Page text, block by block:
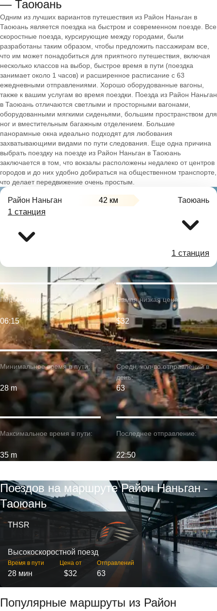
— Таоюань
Одним из лучших вариантов путешествия из Район Наньган в
Таоюань является поездка на быстром и современном поезде. Все
скоростные поезда, курсирующие между городами, были
разработаны таким образом, чтобы предложить пассажирам все,
что им может понадобиться для приятного путешествия, включая
несколько классов на выбор, быстрое время в пути (поездка
занимает около 1 часов) и расширенное расписание с 63
ежедневными отправлениями. Хорошо оборудованные вагоны,
также к вашим услугам во время поездки. Поезда из Район Наньган
в Таоюань отличаются светлыми и просторными вагонами,
оборудованными мягкими сиденьями, большим пространством для
ног и вместительным багажным отделением. Большие
панорамные окна идеально подходят для любования
захватывающими видами по пути следования. Еще одна причина
выбрать поездку на поезде из Район Наньган в Таоюань
заключается в том, что вокзалы расположены недалеко от центров
городов и до них удобно добираться на общественном транспорте,
что делает передвижение очень простым.
Район Наньган 42 км Таоюань
1 станция
1 станция
Минимальное время в пути:
28 m
Первое отправление:
06:15
Максимальное время в пути:
35 m
Самая низкая цена:
$32
Средн. кол-во отправлений в
день:
63
Последнее отправление:
22:50
Поездов на маршруте Район Наньган -
Таоюань
THSR
Высокоскоростной поезд
Время в пути
28 мин
Цена от
$32
Отправлений
63
Популярные маршруты из Район